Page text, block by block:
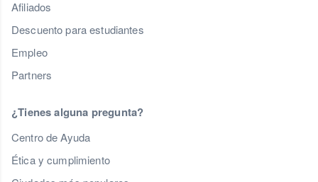
Afiliados
Descuento para estudiantes
Empleo
Partners
¿Tienes alguna pregunta?
Centro de Ayuda
Ética y cumplimiento